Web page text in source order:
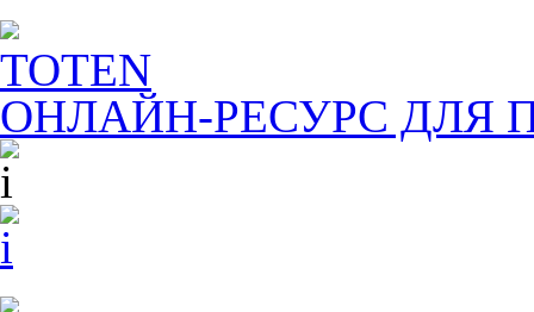
TOTEN
ОНЛАЙН-РЕСУРС ДЛЯ